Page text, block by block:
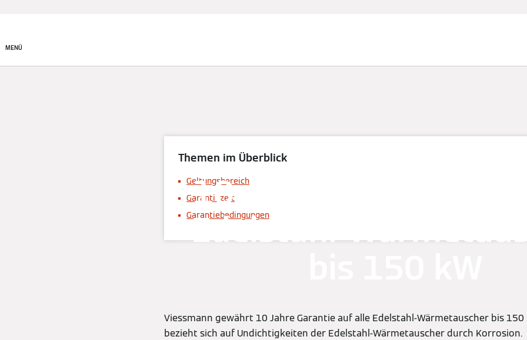
MENÜ
10 Jahre Garantie auf
Edelstahl-
Themen im Überblick
Geltungsbereich
Garantiezeit
Garantiebedingungen
Viessmann gewährt 10 Jahre Garantie auf alle Edelstahl-Wärmetauscher bis 150
bezieht sich auf Undichtigkeiten der Edelstahl-Wärmetauscher durch Korrosion.